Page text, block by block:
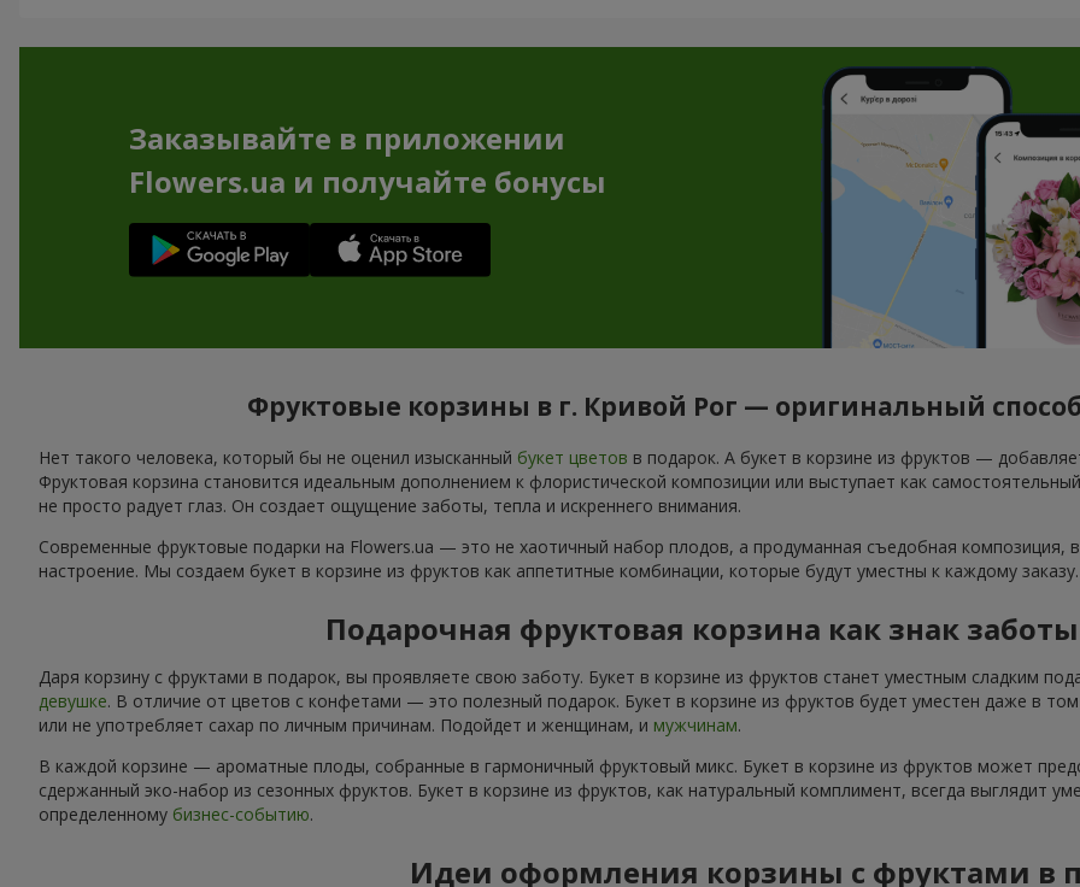
Заказывайте в приложении
Flowers.ua и получайте бонусы
Фруктовые корзины в г. Кривой Рог — оригинальный
Нет такого человека, который бы не оценил изысканный букет цветов в подарок. А букет в корзине из фруктов —
Фруктовая корзина становится идеальным дополнением к флористической композиции или выступает как
не просто радует глаз. Он создает ощущение заботы, тепла и искреннего внимания.
Современные фруктовые подарки на Flowers.ua — это не хаотичный набор плодов, а продуманная съедобная
настроение. Мы создаем букет в корзине из фруктов как аппетитные комбинации, которые будут уместны к каждому заказу.
Подарочная фруктовая корзина как знак
Даря корзину с фруктами в подарок, вы проявляете свою заботу. Букет в корзине из фруктов станет уместным сладким
девушке. В отличие от цветов с конфетами — это полезный подарок. Букет в корзине из фруктов будет уместен даже в
или не употребляет сахар по личным причинам. Подойдет и женщинам, и мужчинам.
В каждой корзине — ароматные плоды, собранные в гармоничный фруктовый микс. Букет в корзине из фруктов может
сдержанный эко-набор из сезонных фруктов. Букет в корзине из фруктов, как натуральный комплимент, всегда выглядит
определенному бизнес-событию.
Идеи оформления корзины с фруктами в